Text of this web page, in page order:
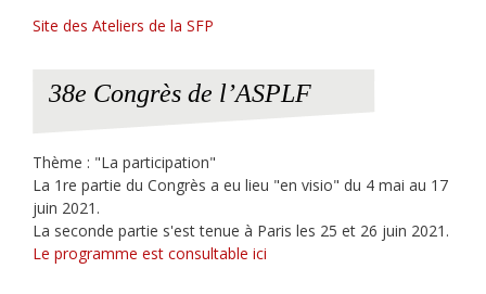
Site des Ateliers de la SFP
38e Congrès de l’ASPLF
Thème : "La participation"
La 1re partie du Congrès a eu lieu "en visio" du 4 mai au 17
juin 2021.
La seconde partie s'est tenue à Paris les 25 et 26 juin 2021.
Le programme est consultable ici